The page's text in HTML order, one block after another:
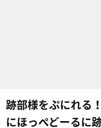
跡部様をぷにれる
にほっぺどーるに